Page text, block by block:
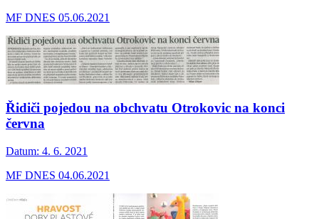
MF DNES 05.06.2021
Řidiči pojedou na obchvatu Otrokovic na konci
června
Datum: 4. 6. 2021
MF DNES 04.06.2021